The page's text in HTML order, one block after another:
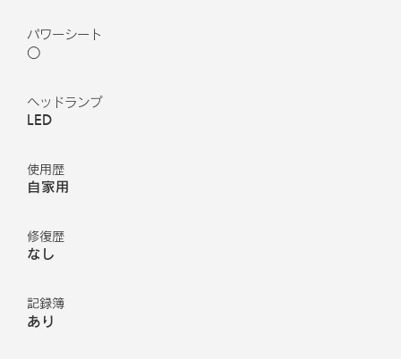
パワーシート
○
ヘッドランプ
LED
使用歴
自家用
修復歴
なし
記録簿
あり